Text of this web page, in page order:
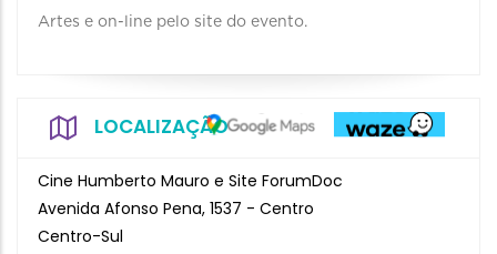
Artes e on-line pelo site do evento.
LOCALIZAÇÃO
Cine Humberto Mauro e Site ForumDoc
Avenida Afonso Pena, 1537 - Centro
Centro-Sul